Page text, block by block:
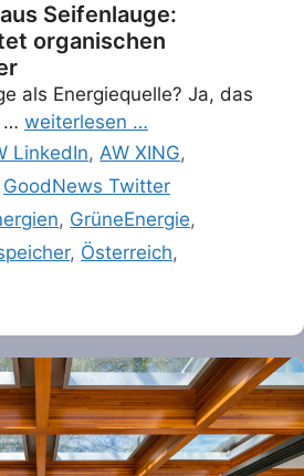
Seifenlauge:
organischen
als Energiequelle? Ja, das
… weiterlesen …
LinkedIn,AW XING,
GoodNews Twitter
, GrüneEnergie,
, Österreich,